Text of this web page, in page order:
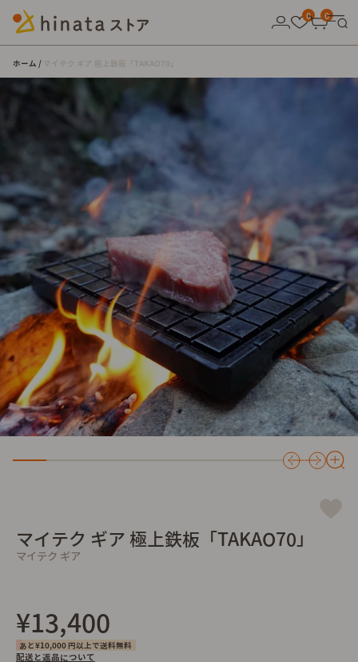
0
0
ホーム マイテク ギア 極上鉄板「TAKAO70」
マイテク ギア 極上鉄板「TAKAO70」
マイテク ギア
¥13,400
あと¥10,000 円以上で送料無料
配送と返品について